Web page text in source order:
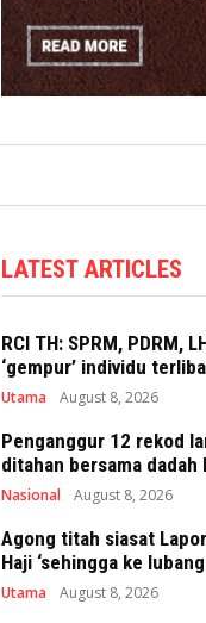
LATEST ARTICLES
RCI TH: SPRM, PDRM,
‘gempur’ individu
Utama August 8, 2026
Penganggur 12 rekod
ditahan bersama dadah
Nasional August 8, 2026
Agong titah siasat
Haji ‘sehingga ke
Utama August 8, 2026